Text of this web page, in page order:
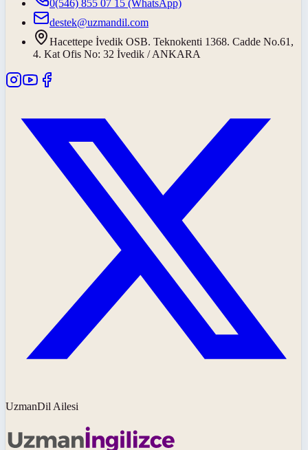
0(546) 855 07 15 (WhatsApp)
destek@uzmandil.com
Hacettepe İvedik OSB. Teknokenti 1368. Cadde No.61,
4. Kat Ofis No: 32 İvedik / ANKARA
UzmanDil Ailesi